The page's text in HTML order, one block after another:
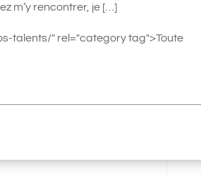
m’y rencontrer, je […]
talents/" rel="category tag">Toute